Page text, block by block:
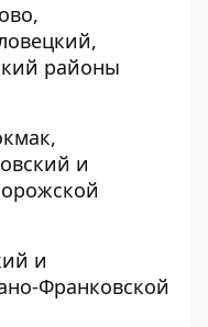
районы
и
и
Франковской